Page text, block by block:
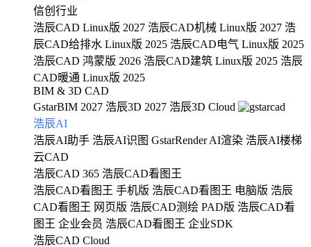
信创行业
浩辰CAD Linux版 2027 浩辰CAD机械 Linux版 2027 浩
辰CAD给排水 Linux版 2025 浩辰CAD电气 Linux版 2025
浩辰CAD 鸿蒙版 2026 浩辰CAD建筑 Linux版 2025 浩辰
CAD暖通 Linux版 2025
BIM & 3D CAD
GstarBIM 2027 浩辰3D 2027 浩辰3D Cloud
浩辰AI
浩辰AI助手 浩辰AI识图 GstarRender AI渲染 浩辰AI楼梯
云CAD
浩辰CAD 365 浩辰CAD看图王
浩辰CAD看图王 手机版 浩辰CAD看图王 电脑版 浩辰
CAD看图王 网页版 浩辰CAD测绘 PAD版 浩辰CAD看
图王 企业会员 浩辰CAD看图王 企业SDK
浩辰CAD Cloud